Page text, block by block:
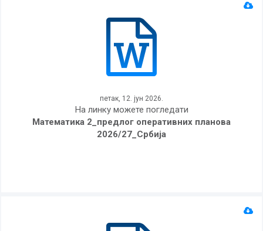
петак, 12. јун 2026.
На линку можете погледати
Математика 2_предлог оперативних планова
2026/27_Србија